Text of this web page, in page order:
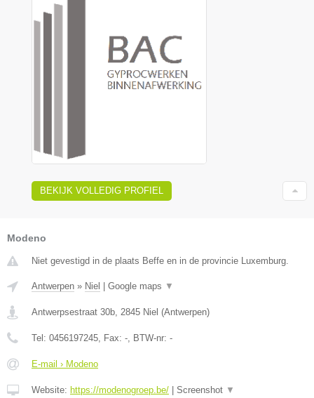
BEKIJK VOLLEDIG PROFIEL
Modeno
Niet gevestigd in de plaats Beffe en in de provincie Luxemburg.
Antwerpen » Niel Google maps ▼
Antwerpsestraat 30b, 2845 Niel (Antwerpen)
Tel: 0456197245, Fax: -, BTW-nr: -
E-mail › Modeno
Website: https://modenogroep.be/ Screenshot ▼